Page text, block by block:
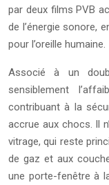
par deux films PVB
de l’énergie sonore,
pour l’oreille humaine.
Associé à un
sensiblement
contribuant à la
accrue aux chocs. Il
vitrage, qui reste
de gaz et aux
une porte-fenêtre à